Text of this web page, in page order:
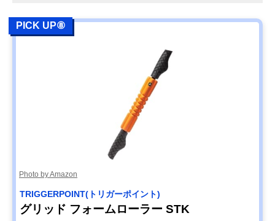
PICK UP⑧
Photo by Amazon
TRIGGERPOINT(トリガーポイント)
グリッド フォームローラー STK